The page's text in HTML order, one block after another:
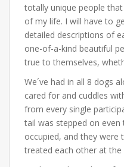
totally unique people
of my life. I will have to
detailed descriptions of
one-of-a-kind beautiful
true to themselves,
We´ve had in all 8 dogs
cared for and cuddles
from every single
tail was stepped on
occupied, and they were
treated each other at the